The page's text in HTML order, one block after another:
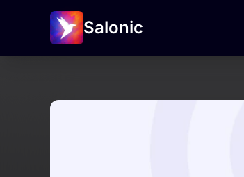
Salonic